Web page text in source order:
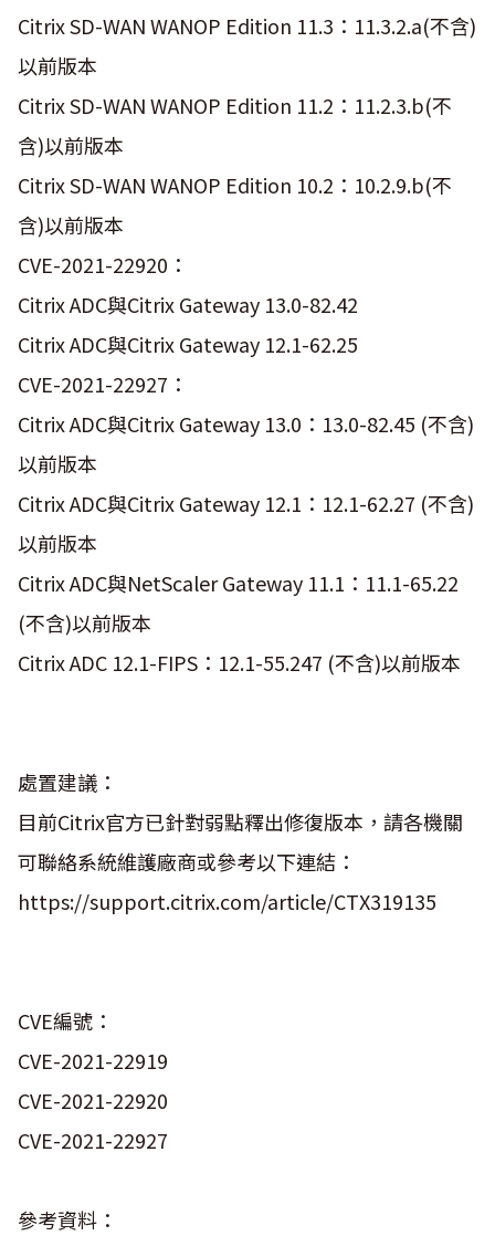
Citrix SD-WAN WANOP Edition 11.3：11.3.2.a(不含)
以前版本
Citrix SD-WAN WANOP Edition 11.2：11.2.3.b(不
含)以前版本
Citrix SD-WAN WANOP Edition 10.2：10.2.9.b(不
含)以前版本
CVE-2021-22920：
Citrix ADC與Citrix Gateway 13.0-82.42
Citrix ADC與Citrix Gateway 12.1-62.25
CVE-2021-22927：
Citrix ADC與Citrix Gateway 13.0：13.0-82.45 (不含)
以前版本
Citrix ADC與Citrix Gateway 12.1：12.1-62.27 (不含)
以前版本
Citrix ADC與NetScaler Gateway 11.1：11.1-65.22
(不含)以前版本
Citrix ADC 12.1-FIPS：12.1-55.247 (不含)以前版本
處置建議：
目前Citrix官方已針對弱點釋出修復版本，請各機關
可聯絡系統維護廠商或參考以下連結：
https://support.citrix.com/article/CTX319135
CVE編號：
CVE-2021-22919
CVE-2021-22920
CVE-2021-22927
參考資料：